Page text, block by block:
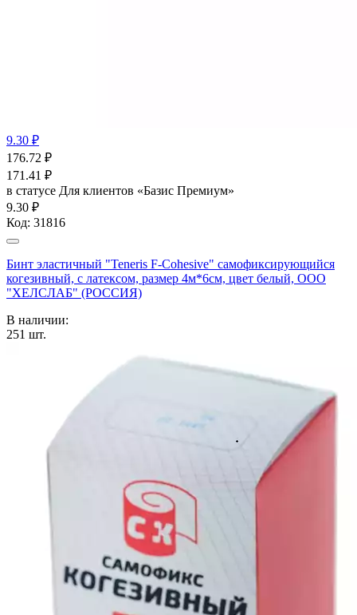
9.30 ₽
176.72 ₽
171.41 ₽
в статусе Для клиентов «Базис Премиум»
9.30 ₽
Код: 31816
Бинт эластичный "Teneris F-Cohesive" cамофиксирующийся
когезивный, с латексом, размер 4м*6см, цвет белый, ООО
"ХЕЛСЛАБ" (РОССИЯ)
В наличии:
251 шт.